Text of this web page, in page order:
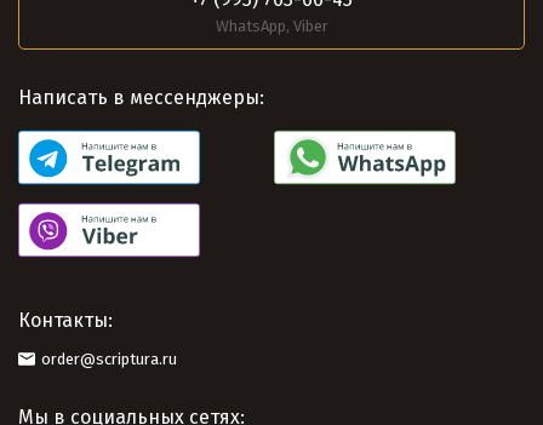
WhatsApp, Viber
Написать в мессенджеры:
Контакты:
order@scriptura.ru
Мы в социальных сетях: